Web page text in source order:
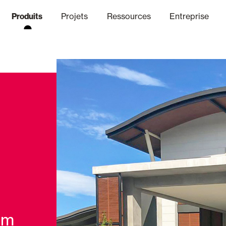
Produits
Volets Battants Pliables et
Projets Ressources Entreprise